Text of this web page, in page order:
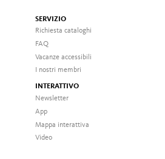
SERVIZIO
Richiesta cataloghi
FAQ
Vacanze accessibili
I nostri membri
INTERATTIVO
Newsletter
App
Mappa interattiva
Video